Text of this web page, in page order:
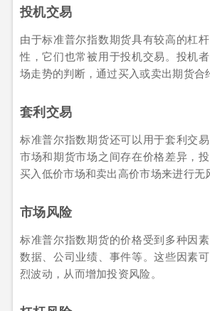
投机交易
由于标准普尔指数期货具有较高的杠
性，它们也常被用于投机交易。投机
场走势的判断，通过买入或卖出期货合
套利交易
标准普尔指数期货还可以用于套利交
市场和期货市场之间存在价格差异，
买入低价市场和卖出高价市场来进行无
市场风险
标准普尔指数期货的价格受到多种因
数据、公司业绩、事件等。这些因素
烈波动，从而增加投资风险。